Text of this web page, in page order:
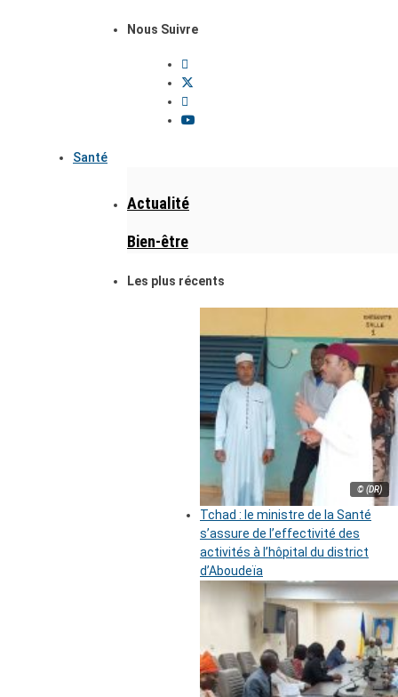
Nous Suivre
Santé
Actualité
Bien-être
Les plus récents
© (DR)
Tchad : le ministre de la Santé
s’assure de l’effectivité des
activités à l’hôpital du district
d’Aboudeïa